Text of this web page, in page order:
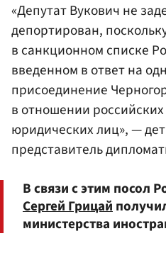
«Депутат Вукович не
депортирован,
в санкционном списке
введенном в ответ на
присоединение
в отношении
юридических лиц», —
представитель
В связи с этим посол
Сергей Грицай
министерства